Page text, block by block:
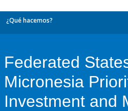
¿Qué hacemos?
Federated
Micronesia
Investment and